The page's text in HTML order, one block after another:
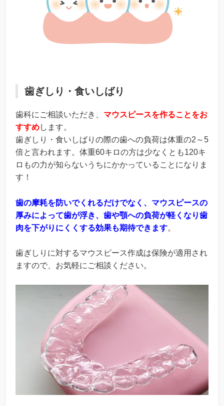
歯ぎしり・食いしばり
歯科にご相談いただき、 マウスピースを作ることをお
すすめします。
歯ぎしり・食いしばりの際の歯への負荷は体重の2～5
倍と言われます。体重60キロの方は少なくとも120キ
ロもの力が知らないうちにかかっていることになりま
す！
歯の摩耗を防いでくれるだけでなく、マウスピースの
厚みによって歯が浮き、歯や顎への負荷が軽くなり歯
肉を下がりにくくする効果も期待できます。
歯ぎしりに対するマウスピース作成は保険が適用され
ますので、お気軽にご相談ください。